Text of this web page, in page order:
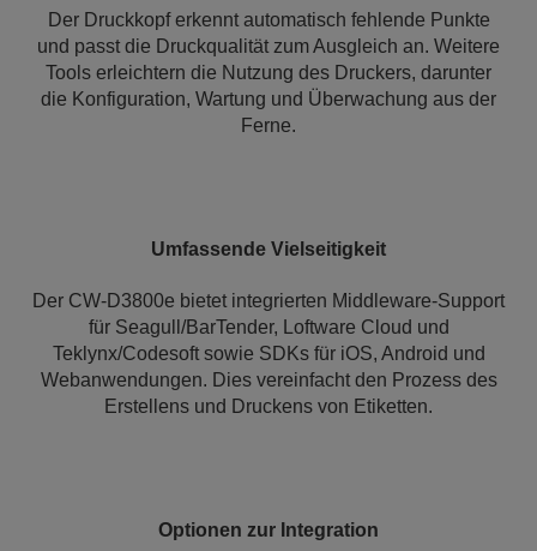
Der Druckkopf erkennt automatisch fehlende Punkte
und passt die Druckqualität zum Ausgleich an. Weitere
Tools erleichtern die Nutzung des Druckers, darunter
die Konfiguration, Wartung und Überwachung aus der
Ferne.
Umfassende Vielseitigkeit
Der CW-D3800e bietet integrierten Middleware-Support
für Seagull/BarTender, Loftware Cloud und
Teklynx/Codesoft sowie SDKs für iOS, Android und
Webanwendungen. Dies vereinfacht den Prozess des
Erstellens und Druckens von Etiketten.
Optionen zur Integration